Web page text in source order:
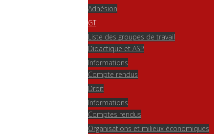
Adhésion
GT
Liste des groupes de travail
Didactique et ASP
Informations
Compte rendus
Droit
Informations
Comptes rendus
Organisations et milieux économiques